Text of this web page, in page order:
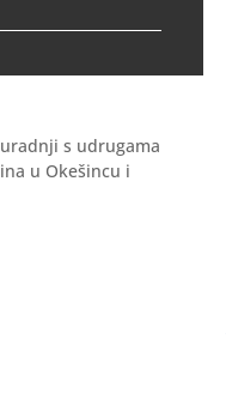
s udrugama
u Okešincu i